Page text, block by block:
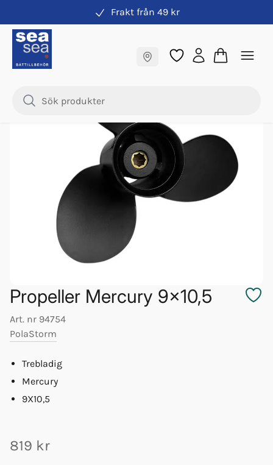
Frakt från 49 kr
Samma pris online & i butik
Propeller Mercury 9x10,5
Art. nr 94754
PolaStorm
Trebladig
Mercury
9X10,5
819 kr